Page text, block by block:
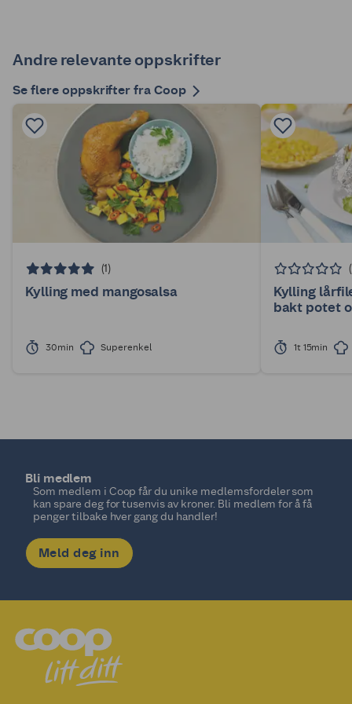
Andre relevante oppskrifter
Se flere oppskrifter fra Coop
(1)
Kylling med mangosalsa
30min Superenkel
Kylling
bakt potet
1t 15min
Bli medlem
Som medlem i Coop får du unike medlemsfordeler som
kan spare deg for tusenvis av kroner. Bli medlem for å få
penger tilbake hver gang du handler!
Meld deg inn